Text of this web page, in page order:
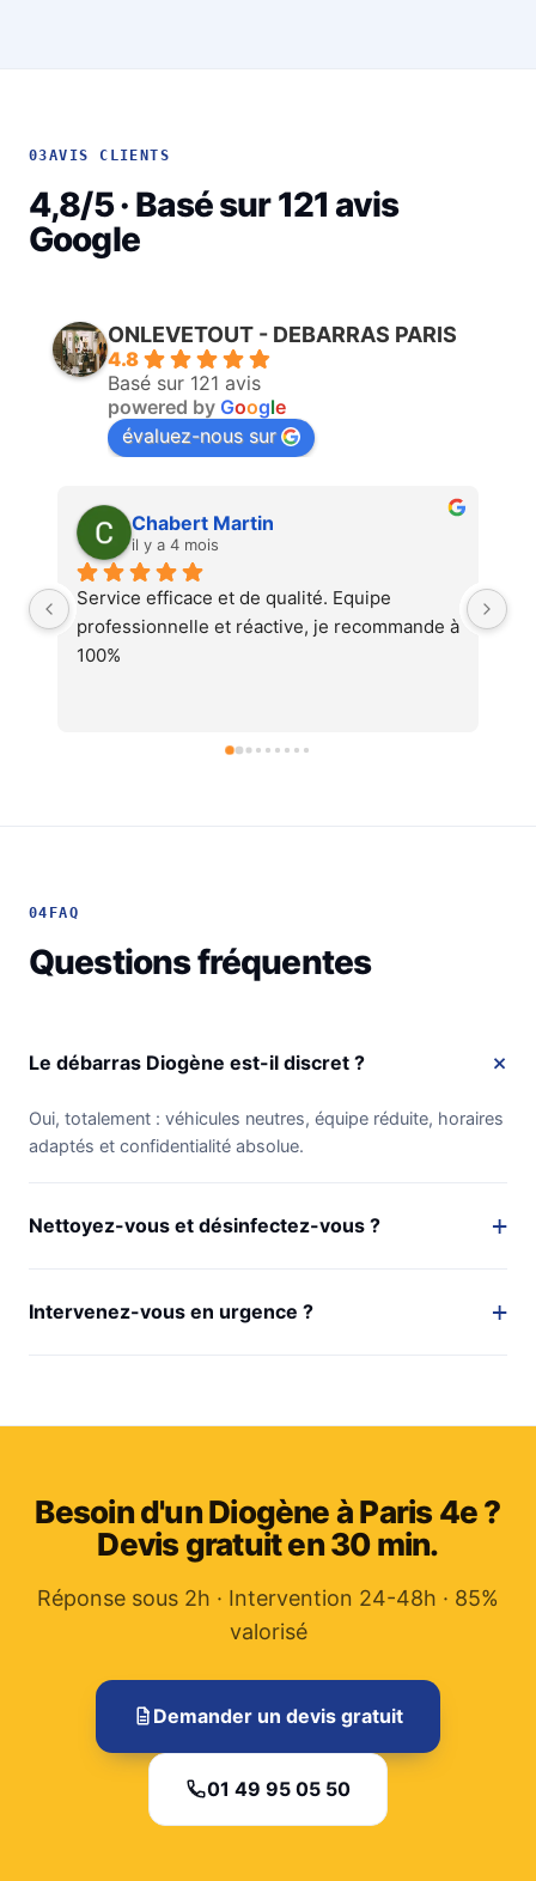
03AVIS CLIENTS
4,8/5 · Basé sur 121 avis
Google
ONLEVETOUT - DEBARRAS PARIS
4.8
Basé sur 121 avis
powered by Google
évaluez-nous sur
à
Martin Faliu
Service au top, devis ultra rapide et
cohérent, équipes professionnelles et
04 FAQ
Questions fréquentes
Le débarras Diogène est-il discret ?
Oui, totalement : véhicules neutres, équipe réduite, horaires
adaptés et confidentialité absolue.
Nettoyez-vous et désinfectez-vous ?
Intervenez-vous en urgence ?
Besoin d'un Diogène à Paris 4e ?
Devis gratuit en 30 min.
Réponse sous 2h · Intervention 24-48h · 85%
valorisé
Demander un devis gratuit
01 49 95 05 50